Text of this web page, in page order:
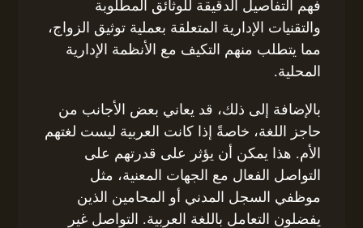
فهم التفاصيل الدقيقة للوثائق المطلوبة
والتقنيات الإدارية المتعلقة بعملية توثيق الزواج،
مما يتطلب منهم التكيف مع الأنظمة الإدارية
المحلية.
بالإضافة إلى ذلك، قد يعاني بعض الأجانب من
حاجز اللغة، خاصةً إذا كانت العربية ليست لغتهم
الأم. هذا يمكن أن يؤثر على قدرتهم على
التواصل الفعال مع الجهات المعنية، مثل
موظفي السجل المدني أو المحامين الذين
يفضلون التعامل باللغة العربية. التواصل غير